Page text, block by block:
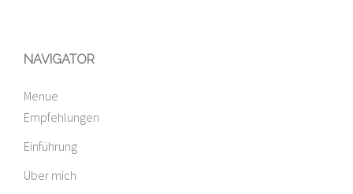
NAVIGATOR
Menue
Empfehlungen
Einführung
Über mich